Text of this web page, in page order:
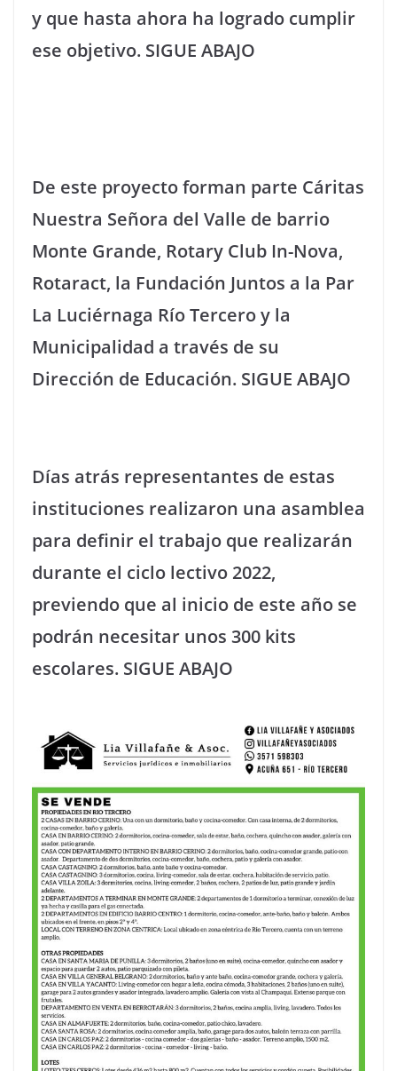
y que hasta ahora ha logrado cumplir
ese objetivo. SIGUE ABAJO
De este proyecto forman parte Cáritas
Nuestra Señora del Valle de barrio
Monte Grande, Rotary Club In-Nova,
Rotaract, la Fundación Juntos a la Par
La Luciérnaga Río Tercero y la
Municipalidad a través de su
Dirección de Educación. SIGUE ABAJO
Días atrás representantes de estas
instituciones realizaron una asamblea
para definir el trabajo que realizarán
durante el ciclo lectivo 2022,
previendo que al inicio de este año se
podrán necesitar unos 300 kits
escolares. SIGUE ABAJO